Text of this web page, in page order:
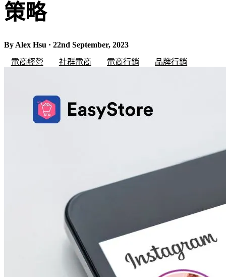
策略
By Alex Hsu · 22nd September, 2023
電商經營
社群電商 電商行銷 品牌行銷